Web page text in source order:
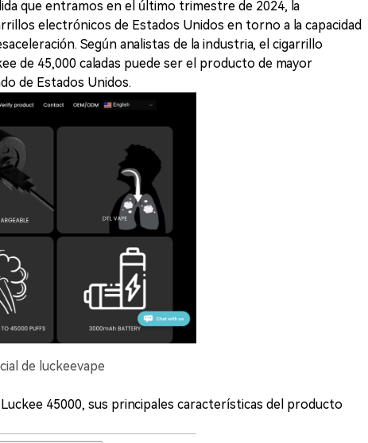
que entramos en el último trimestre de 2024, la
electrónicos de Estados Unidos en torno a la capacidad
Según analistas de la industria, el cigarrillo
de 45,000 caladas puede ser el producto de mayor
de Estados Unidos.
de luckeevape
45000, sus principales características del producto